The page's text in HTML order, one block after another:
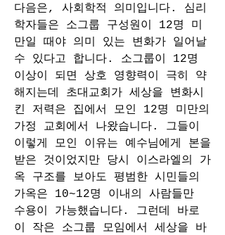
다음은, 사회학적 의미입니다. 심리
학자들은 소그룹 구성원이 12명 미
만일 때야 의미 있는 변화가 일어날
수 있다고 합니다. 소그룹이 12명
이상이 되면 상호 영향력이 극히 약
해지는데 초대교회가 세상을 변화시
킨 저력은 집에서 모인 12명 미만의
가정 교회에서 나왔습니다. 그들이
이렇게 모인 이유는 예수님에게 본을
받은 것이었지만 당시 이스라엘의 가
옥 구조를 보아도 평범한 시민들의
가옥은 10~12명 이내의 사람들만
수용이 가능했습니다. 그런데 바로
이 작은 소그룹 모임에서 세상을 바